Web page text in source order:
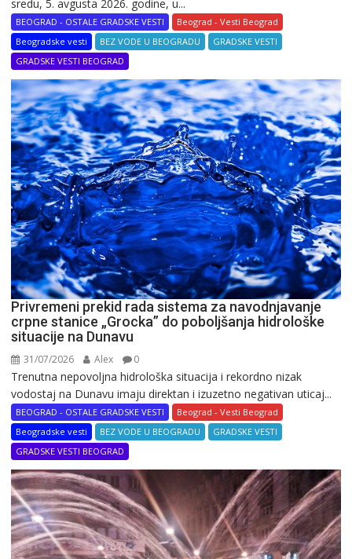
sredu, 5. avgusta 2026. godine, u...
BEOGRAD - OSTALE GRADSKE VESTI
Beograd - Vesti Beograd
Beogradske vesti
BEZ VODE U BEOGRADU
GRADSKE VESTI
GRADSKE VESTI BEOGRAD
Privremeni prekid rada sistema za navodnjavanje
crpne stanice „Grocka” do poboljšanja hidrološke
situacije na Dunavu
31/07/2026 Alex 0
Trenutna nepovoljna hidrološka situacija i rekordno nizak
vodostaj na Dunavu imaju direktan i izuzetno negativan uticaj...
BEOGRAD - OSTALE GRADSKE VESTI
Beograd - Vesti Beograd
Beogradske vesti
BEZ VODE U BEOGRADU
GRADSKE VESTI
GRADSKE VESTI BEOGRAD